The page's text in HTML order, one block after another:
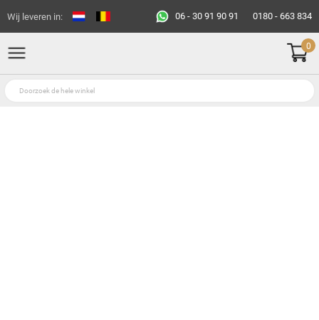
Wij leveren in: 06 - 30 91 90 91 0180 - 663 834
0